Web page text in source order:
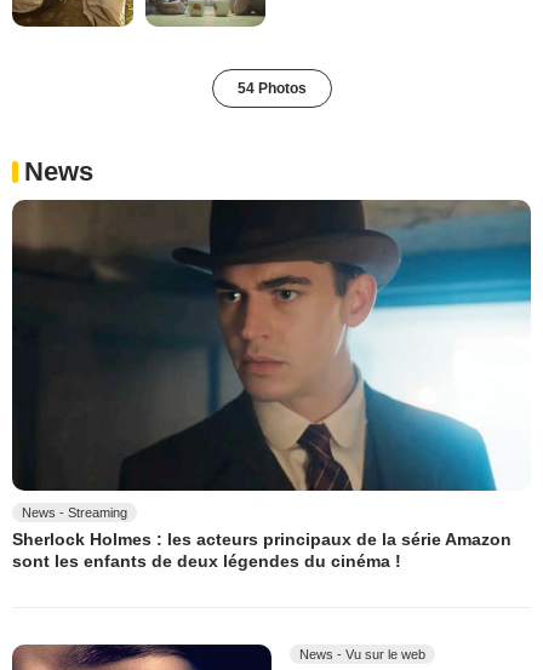
54 Photos
News
News - Streaming
Sherlock Holmes : les acteurs principaux de la série Amazon
sont les enfants de deux légendes du cinéma !
News - Vu sur le web